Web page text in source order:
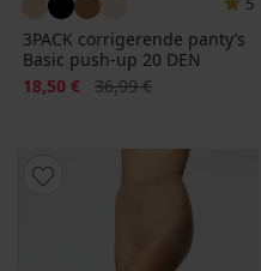
3PACK corrigerende panty’s
Basic push-up 20 DEN
Korting
18,50 € Oorspronkelijke prijs
36,99 €